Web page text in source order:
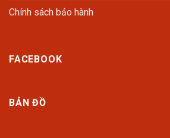
Chính sách bảo hành
FACEBOOK
BẢN ĐỒ